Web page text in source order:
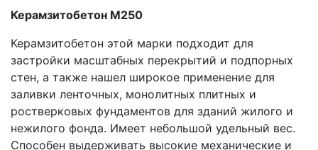
Керамзитобетон М250
Керамзитобетон этой марки подходит для
застройки масштабных перекрытий и подпорных
стен, а также нашел широкое применение для
заливки ленточных, монолитных плитных и
ростверковых фундаментов для зданий жилого и
нежилого фонда. Имеет небольшой удельный вес.
Способен выдерживать высокие механические и